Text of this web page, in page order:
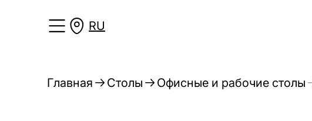
RU
Главная Столы Офисные и рабочие столы